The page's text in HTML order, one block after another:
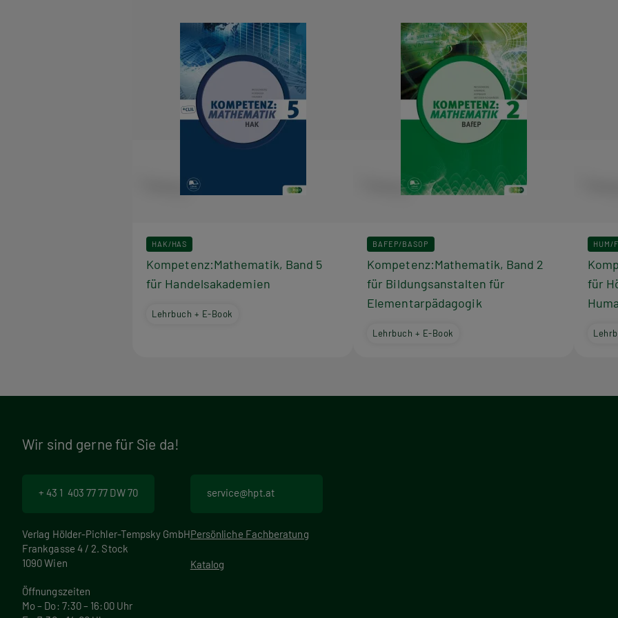
HAK/HAS
Kompetenz:Mathematik, Band 5
für Handelsakademien
Lehrbuch + E-Book
BAFEP/BASOP
Kompetenz:Mathematik, Band 2
für Bildungsanstalten für
Elementarpädagogik
Lehrbuch + E-Book
HUM/
für
Wir sind gerne für Sie da!
+ 43 1 403 77 77 DW 70
Verlag Hölder-Pichler-Tempsky GmbH
Frankgasse 4 / 2. Stock
1090 Wien
Öffnungszeiten
Mo – Do: 7:30 – 16:00 Uhr
service@hpt.at
Persönliche Fachberatung
Katalog